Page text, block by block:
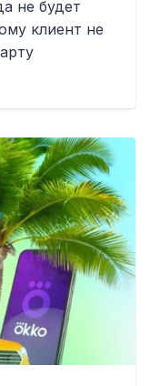
не будет
клиент не